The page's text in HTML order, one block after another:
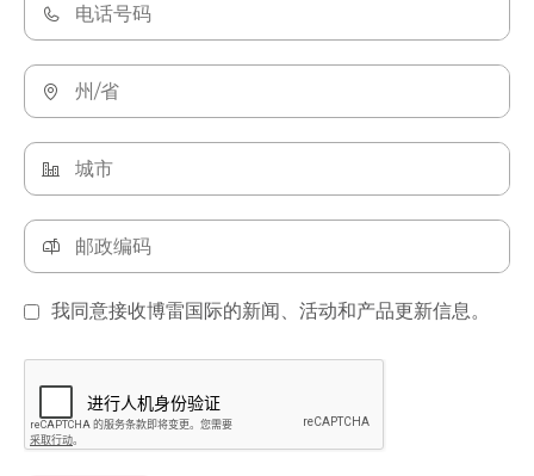
我同意接收博雷国际的新闻、活动和产品更新信息。